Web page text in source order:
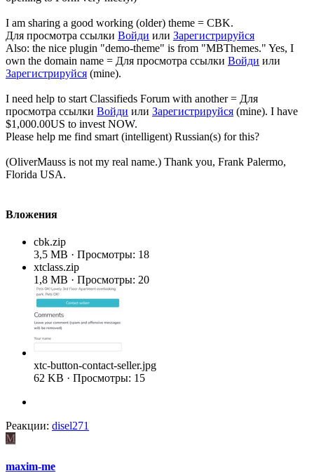
I am sharing a good working (older) theme = CBK.
Для просмотра ссылки Войди или Зарегистрируйся
Also: the nice plugin "demo-theme" is from "MBThemes." Yes, I
own the domain name = Для просмотра ссылки Войди или
Зарегистрируйся (mine).
I need help to start Classifieds Forum with another = Для
просмотра ссылки Войди или Зарегистрируйся (mine). I have
$1,000.00US to invest NOW.
Please help me find smart (intelligent) Russian(s) for this?
(OliverMauss is not my real name.) Thank you, Frank Palermo,
Florida USA.
Вложения
cbk.zip
3,5 MB · Просмотры: 18
xtclass.zip
1,8 MB · Просмотры: 20
xtc-button-contact-seller.jpg
62 KB · Просмотры: 15
Реакции: disel271
M
maxim-me